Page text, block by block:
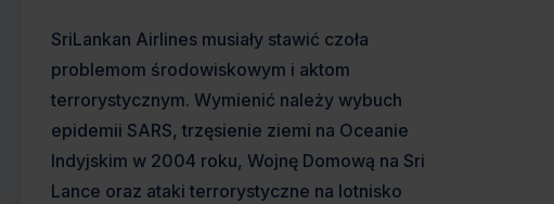
SriLankan Airlines musiały stawić czoła
problemom środowiskowym i aktom
terrorystycznym. Wymienić należy wybuch
epidemii SARS, trzęsienie ziemi na Oceanie
Indyjskim w 2004 roku, Wojnę Domową na Sri
Lance oraz ataki terrorystyczne na lotnisko